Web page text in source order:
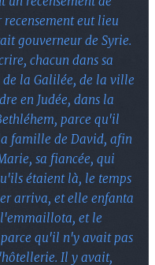
eut lieu
gouverneur de Syrie.
chacun dans sa
de la Galilée, de la ville
en Judée, dans la
parce qu'il
famille de David, afin
sa fiancée, qui
étaient là, le temps
arriva, et elle enfanta
et le
qu'il n'y avait pas
Il y avait,